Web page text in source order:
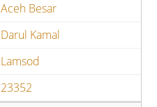
Aceh Besar
Darul Kamal
Lamsod
23352